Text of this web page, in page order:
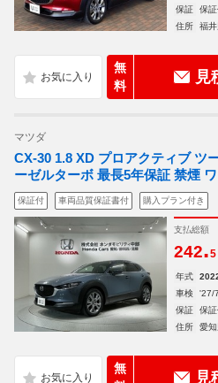
保証
保
住所
福
無
料
見
マツダ
CX-30 1.8 XD プロアクティブ ツ
ーゼルターボ 最長5年保証 禁煙
保証付 車両品質保証書付 購入プラン付き
支払総額
242.5
年式
車検
'27/7
保証
保
住所
愛
無
見